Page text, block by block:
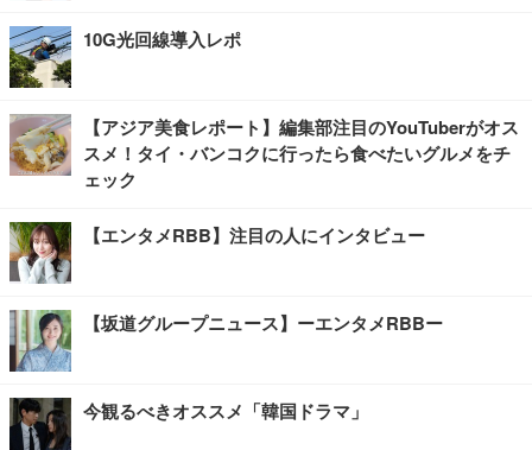
10G光回線導入レポ
【アジア美食レポート】編集部注目のYouTuberがオス
スメ！タイ・バンコクに行ったら食べたいグルメをチ
ェック
【エンタメRBB】注目の人にインタビュー
【坂道グループニュース】ーエンタメRBBー
今観るべきオススメ「韓国ドラマ」